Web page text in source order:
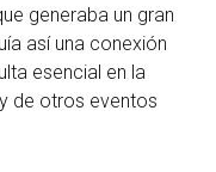
generaba un gran
así una conexión
esencial en la
de otros eventos